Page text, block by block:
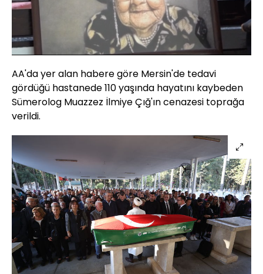
Aç
Yüklendi:
33.88%
Oynatma
Hızı
AA'da yer alan habere göre Mersin'de tedavi
gördüğü hastanede 110 yaşında hayatını kaybeden
Sümerolog Muazzez İlmiye Çığ'ın cenazesi toprağa
verildi.